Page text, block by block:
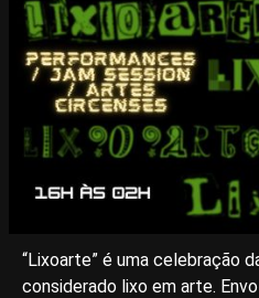
“Lixoarte” é uma celebração
considerado lixo em arte.